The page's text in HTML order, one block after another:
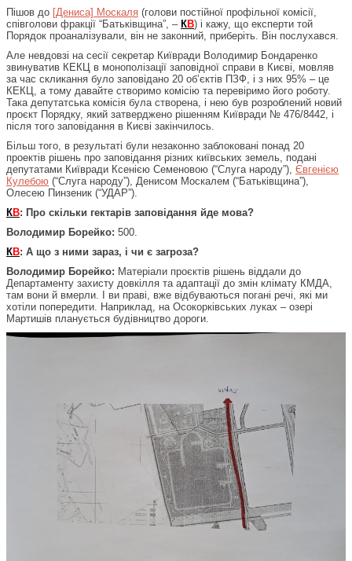
Пішов до [Дениса] Москаля (голови постійної профільної комісії,
співголови фракції “Батьківщина”, – КВ) і кажу, що експерти той
Порядок проаналізували, він не законний, приберіть. Він послухався.
Але невдовзі на сесії секретар Київради Володимир Бондаренко
звинуватив КЕКЦ в монополізації заповідної справи в Києві, мовляв
за час скликання було заповідано 20 об’єктів ПЗФ, і з них 95% – це
КЕКЦ, а тому давайте створимо комісію та перевіримо його роботу.
Така депутатська комісія була створена, і нею був розроблений новий
проєкт Порядку, який затверджено рішенням Київради № 476/8442, і
після того заповідання в Києві закінчилось.
Більш того, в результаті були незаконно заблоковані понад 20
проектів рішень про заповідання різних київських земель, подані
депутатами Київради Ксенією Семеновою (“Слуга народу”), Євгенією
Кулебою (“Слуга народу”), Денисом Москалем (“Батьківщина”),
Олесею Пинзеник (“УДАР”).
КВ: Про скільки гектарів заповідання йде мова?
Володимир Борейко: 500.
КВ: А що з ними зараз, і чи є загроза?
Володимир Борейко: Матеріали проєктів рішень віддали до
Департаменту захисту довкілля та адаптації до змін клімату КМДА,
там вони й вмерли. І ви праві, вже відбуваються погані речі, які ми
хотіли попередити. Наприклад, на Осокорківських луках – озері
Мартишів планується будівництво дороги.